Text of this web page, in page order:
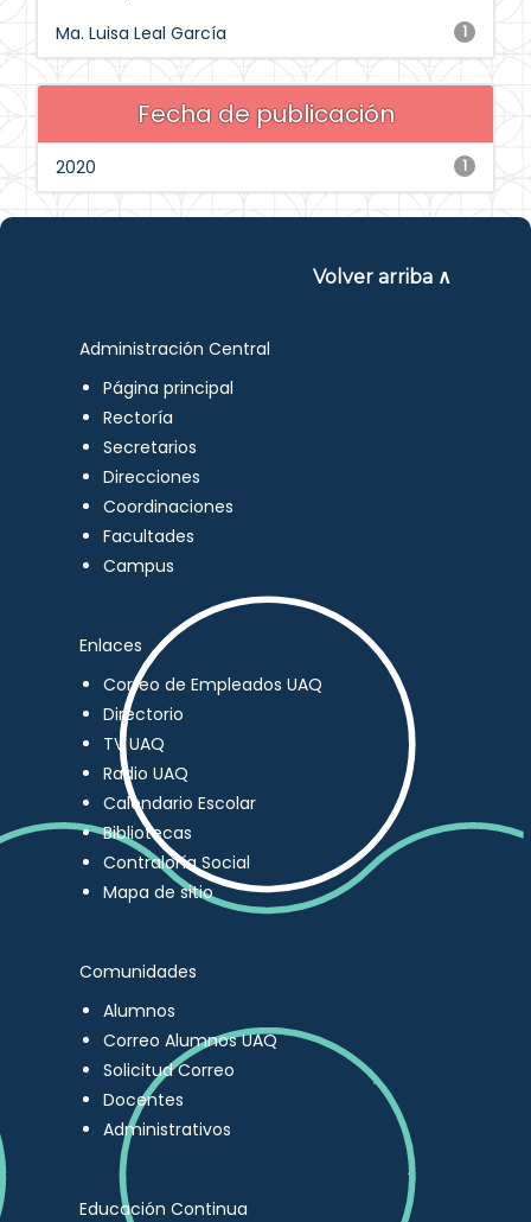
1
Ma. Luisa Leal García
Fecha de publicación
1
2020
Volver arriba ∧
Administración Central
Página principal
Rectoría
Secretarios
Direcciones
Coordinaciones
Facultades
Campus
Enlaces
Correo de Empleados UAQ
Directorio
TV UAQ
Radio UAQ
Calendario Escolar
Bibliotecas
Contraloría Social
Mapa de sitio
Comunidades
Alumnos
Correo Alumnos UAQ
Solicitud Correo
Docentes
Administrativos
Educación Continua